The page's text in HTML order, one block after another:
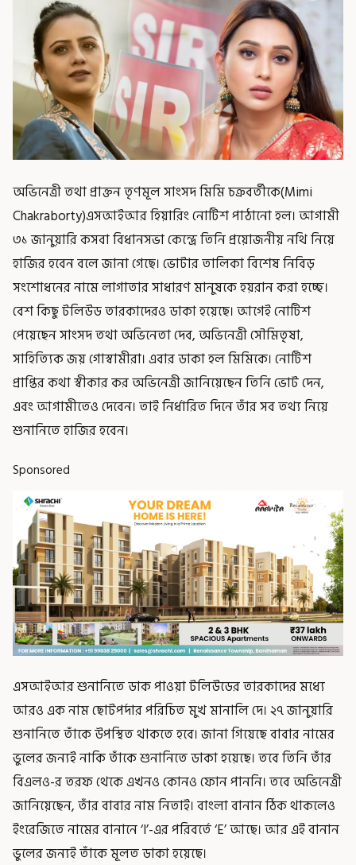
অভিনেত্রী তথা প্রাক্তন তৃণমূল সাংসদ মিমি চক্রবর্তীকে(Mimi
Chakraborty)এসআইআর হিয়ারিং নোটিশ পাঠানো হল। আগামী
৩১ জানুয়ারি কসবা বিধানসভা কেন্দ্রে তিনি প্রয়োজনীয় নথি নিয়ে
হাজির হবেন বলে জানা গেছে। ভোটার তালিকা বিশেষ নিবিড়
সংশোধনের নামে লাগাতার সাধারণ মানুষকে হয়রান করা হচ্ছে।
বেশ কিছু টলিউড তারকাদেরও ডাকা হয়েছে। আগেই নোটিশ
পেয়েছেন সাংসদ তথা অভিনেতা দেব, অভিনেত্রী সৌমিতৃষা,
সাহিত্যিক জয় গোস্বামীরা। এবার ডাকা হল মিমিকে। নোটিশ
প্রাপ্তির কথা স্বীকার কর অভিনেত্রী জানিয়েছেন তিনি ভোট দেন,
এবং আগামীতেও দেবেন। তাই নির্ধারিত দিনে তাঁর সব তথ্য নিয়ে
শুনানিতে হাজির হবেন।
Sponsored
এসআইআর শুনানিতে ডাক পাওয়া টলিউডের তারকাদের মধ্যে
আরও এক নাম ছোটপর্দার পরিচিত মুখ মানালি দে। ২৭ জানুয়ারি
শুনানিতে তাঁকে উপস্থিত থাকতে হবে। জানা গিয়েছে বাবার নামের
ভুলের জন্যই নাকি তাঁকে শুনানিতে ডাকা হয়েছে। তবে তিনি তাঁর
বিএলও-র তরফ থেকে এখনও কোনও ফোন পাননি। তবে অভিনেত্রী
জানিয়েছেন, তাঁর বাবার নাম নিতাই। বাংলা বানান ঠিক থাকলেও
ইংরেজিতে নামের বানানে ‘I’-এর পরিবর্তে ‘E’ আছে। আর এই বানান
ভুলের জন্যই তাঁকে মূলত ডাকা হয়েছে।